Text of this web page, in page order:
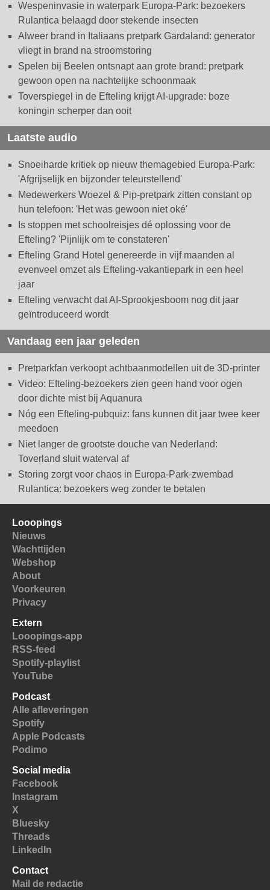
Wespeninvasie in waterpark Europa-Park: bezoekers
Rulantica belaagd door stekende insecten
Alweer brand in Italiaans pretpark Gardaland: generator
vliegt in brand na stroomstoring
Spelen bij Beelen ontsnapt aan grote brand: pretpark
gewoon open na nachtelijke schoonmaak
Toverspiegel in de Efteling krijgt AI-upgrade: boze
koningin scherper dan ooit
Laatste audio
Snoeiharde kritiek op nieuw themagebied Europa-Park:
'Afgrijselijk en bijzonder teleurstellend'
Medewerkers Woezel & Pip-pretpark zitten constant op
hun telefoon: 'Het was gewoon niet oké'
Is stoppen met schoolreisjes dé oplossing voor de
Efteling? 'Pijnlijk om te constateren'
Efteling Grand Hotel genereerde in vijf maanden al
evenveel omzet als Efteling-vakantiepark in een heel
jaar
Efteling verwacht dat AI-Sprookjesboom nog dit jaar
geïntroduceerd wordt
Vandaag een jaar geleden
Pretparkfan verkoopt achtbaanmodellen uit de 3D-printer
Video: Efteling-bezoekers zien geen hand voor ogen
door dichte mist bij Aquanura
Nóg een Efteling-pubquiz: fans kunnen dit jaar twee keer
meedoen
Niet langer de grootste douche van Nederland:
Toverland sluit waterval af
Storing zorgt voor chaos in Europa-Park-zwembad
Rulantica: bezoekers weg zonder te betalen
Looopings
Nieuws
Wachttijden
Webshop
About
Voorkeuren
Privacy
Extern
Looopings-app
RSS-feed
Spotify-playlist
YouTube
Podcast
Alle afleveringen
Spotify
Apple Podcasts
Podimo
Social media
Facebook
Instagram
X
Bluesky
Threads
LinkedIn
Contact
Mail de redactie